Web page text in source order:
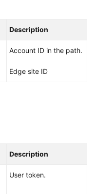
Description
Account ID in the path.
Edge site ID
Description
User token.